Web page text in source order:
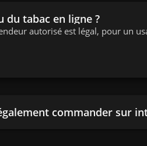
du tabac en ligne ?
autorisé est légal, pour un
commander sur